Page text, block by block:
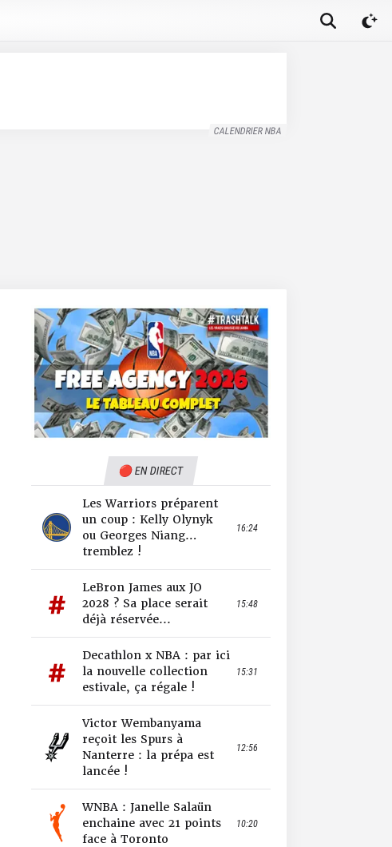
CALENDRIER NBA
🔴 EN DIRECT
Les Warriors préparent
un coup : Kelly Olynyk
ou Georges Niang…
tremblez !
16:24
LeBron James aux JO
2028 ? Sa place serait
déjà réservée...
15:48
Decathlon x NBA : par ici
la nouvelle collection
estivale, ça régale !
15:31
Victor Wembanyama
reçoit les Spurs à
Nanterre : la prépa est
lancée !
12:56
WNBA : Janelle Salaün
enchaine avec 21 points
face à Toronto
10:20